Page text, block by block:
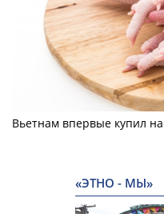
Вьетнам впервые купил
«ЭТНО - МЫ»